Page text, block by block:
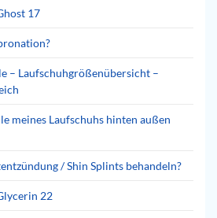
17
– Laufschuhgrößenübersicht –
meines Laufschuhs hinten außen
/ Shin Splints behandeln?
22